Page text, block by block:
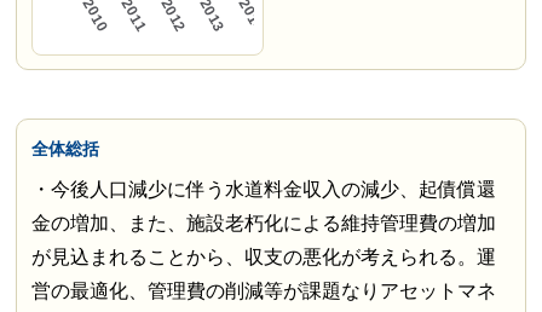
全体総括
・今後人口減少に伴う水道料金収入の減少、起債償還
金の増加、また、施設老朽化による維持管理費の増加
が見込まれることから、収支の悪化が考えられる。運
営の最適化、管理費の削減等が課題なりアセットマネ